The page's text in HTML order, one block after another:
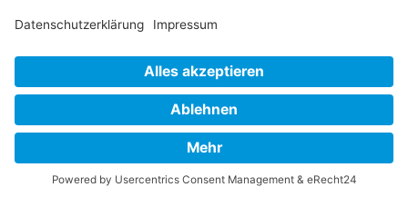
NACH OBEN
Datenschutz Netiquette
Powered bynative:media.